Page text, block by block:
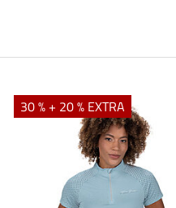
30 % + 20 % EXTRA